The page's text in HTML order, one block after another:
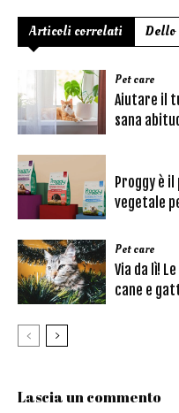
Articoli correlati Dello
Pet care
Aiutare il
sana
Proggy è
vegetale
Pet care
Via da lì!
cane e
Lascia un commento